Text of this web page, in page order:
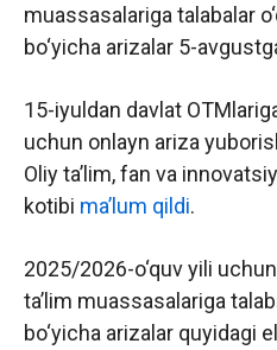
muassasalariga talabalar
bo‘yicha arizalar 5-
15-iyuldan davlat
uchun onlayn ariza
Oliy ta’lim, fan va
kotibi ma’lum qildi.
2025/2026-o‘quv yili
ta’lim muassasalariga
bo‘yicha arizalar quyidagi